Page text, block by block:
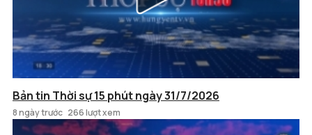
Bản tin Thời sự 15 phút ngày 31/7/2026
8 ngày trước 266 lượt xem